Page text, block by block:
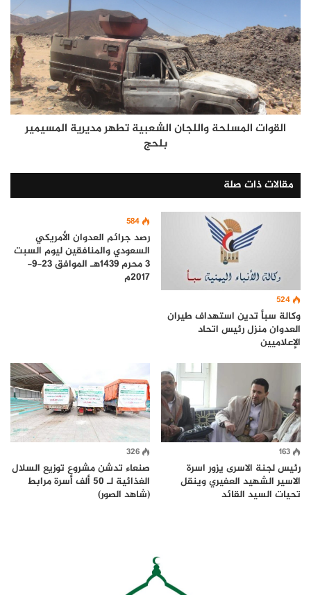
القوات المسلحة واللجان الشعبية تطهر مديرية المسيمير
بلحج
مقالات ذات صلة
524
وكالة سبأ تدين استهداف طيران
العدوان منزل رئيس اتحاد
الإعلاميين
584
رصد جرائم العدوان الأمريكي
السعودي والمنافقين ليوم السبت
3 محرم 1439هـ الموافق 23-9-
2017م
163
رئيس لجنة الاسرى يزور اسرة
الاسير الشهيد العفيري وينقل
تحيات السيد القائد
326
صنعاء تدشن مشروع توزيع السلال
الغذائية لـ 50 ألف أسرة مرابط
(شاهد الصور)